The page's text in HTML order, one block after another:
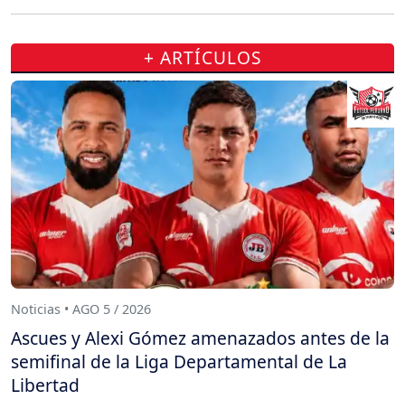
+ ARTÍCULOS
Noticias • AGO 5 / 2026
Ascues y Alexi Gómez amenazados antes de la
semifinal de la Liga Departamental de La
Libertad